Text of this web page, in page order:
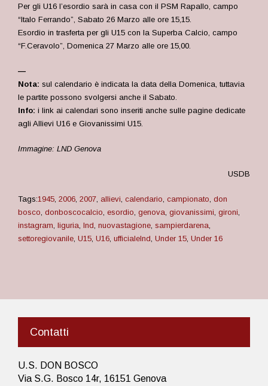
Per gli U16 l’esordio sarà in casa con il PSM Rapallo, campo
“Italo Ferrando”, Sabato 26 Marzo alle ore 15,15.
Esordio in trasferta per gli U15 con la Superba Calcio, campo
“F.Ceravolo”, Domenica 27 Marzo alle ore 15,00.
—
Nota: sul calendario è indicata la data della Domenica, tuttavia
le partite possono svolgersi anche il Sabato.
Info: i link ai calendari sono inseriti anche sulle pagine dedicate
agli Allievi U16 e Giovanissimi U15.
Immagine: LND Genova
USDB
Tags:1945, 2006, 2007, allievi, calendario, campionato, don
bosco, donboscocalcio, esordio, genova, giovanissimi, gironi,
instagram, liguria, lnd, nuovastagione, sampierdarena,
settoregiovanile, U15, U16, ufficialelnd, Under 15, Under 16
Contatti
U.S. DON BOSCO
Via S.G. Bosco 14r, 16151 Genova